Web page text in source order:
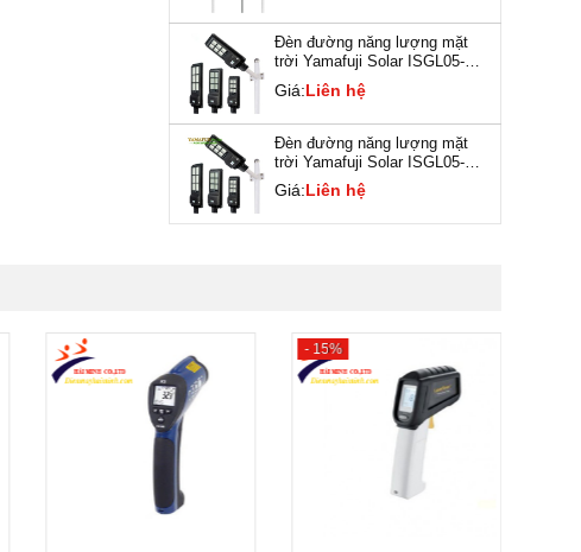
Đèn đường năng lượng mặt
trời Yamafuji Solar ISGL05-
120W
Giá:Liên hệ
Đèn đường năng lượng mặt
trời Yamafuji Solar ISGL05-
180W
Giá:Liên hệ
- 15%